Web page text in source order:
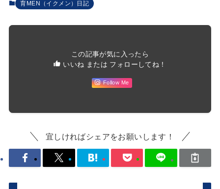
育MEN（イクメン）日記
この記事が気に入ったら
いいね または フォローしてね！
Follow Me
宜しければシェアをお願いします！